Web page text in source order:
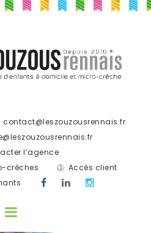
contact@leszouzousrennais.fr
l’agence
crèches
Accès client